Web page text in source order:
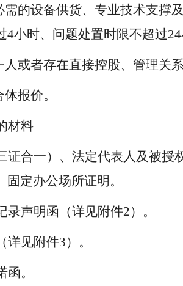
的设备供货、专业技术支撑
4小时、问题处置时限不超过24
或者存在直接控股、管理关
报价。
材料
证合一）、法定代表人及被
定办公场所证明。
录声明函（详见附件2）。
详见附件3）。
函。